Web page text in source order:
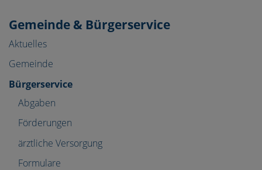
Gemeinde & Bürgerservice
Aktuelles
Gemeinde
Bürgerservice
Abgaben
Förderungen
ärztliche Versorgung
Formulare